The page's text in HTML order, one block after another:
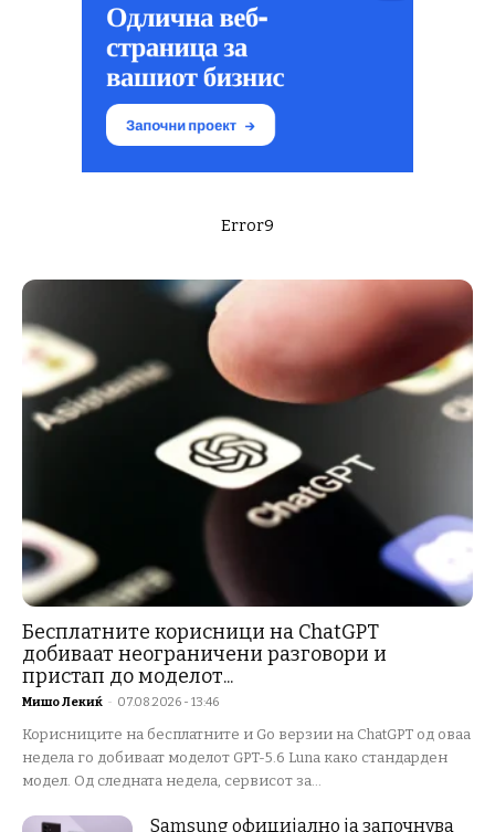
Error9
Бесплатните корисници на ChatGPT
добиваат неограничени разговори и
пристап до моделот...
Мишо Лекиќ - 07.08.2026 - 13:46
Корисниците на бесплатните и Go верзии на ChatGPT од оваа
недела го добиваат моделот GPT-5.6 Luna како стандарден
модел. Од следната недела, сервисот за...
Samsung официјално ја започнува